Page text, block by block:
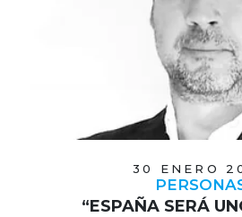
30 ENERO
“ESPAÑA SERÁ